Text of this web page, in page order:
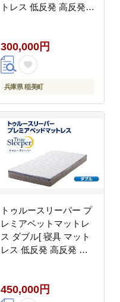
トレス 低反発 高反発
300,000円
兵庫県 稲美町
トゥルースリーパー プ
レミアベットマットレ
ス ダブル[ 寝具 マット
レス 低反発 高反発 体
450,000円